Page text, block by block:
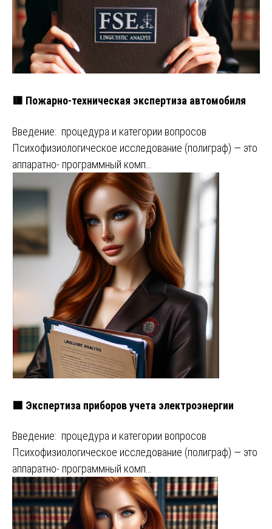
🟥 Пожарно-техническая экспертиза автомобиля
Введение: процедура и категории вопросов
Психофизиологическое исследование (полиграф) — это
аппаратно- программный комп…
🟩 Экспертиза приборов учета электроэнергии
Введение: процедура и категории вопросов
Психофизиологическое исследование (полиграф) — это
аппаратно- программный комп…